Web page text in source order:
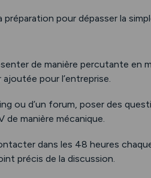
préparation pour dépasser la
de manière percutante en
pour l’entreprise.
ou d’un forum, poser des
manière mécanique.
dans les 48 heures
précis de la discussion.